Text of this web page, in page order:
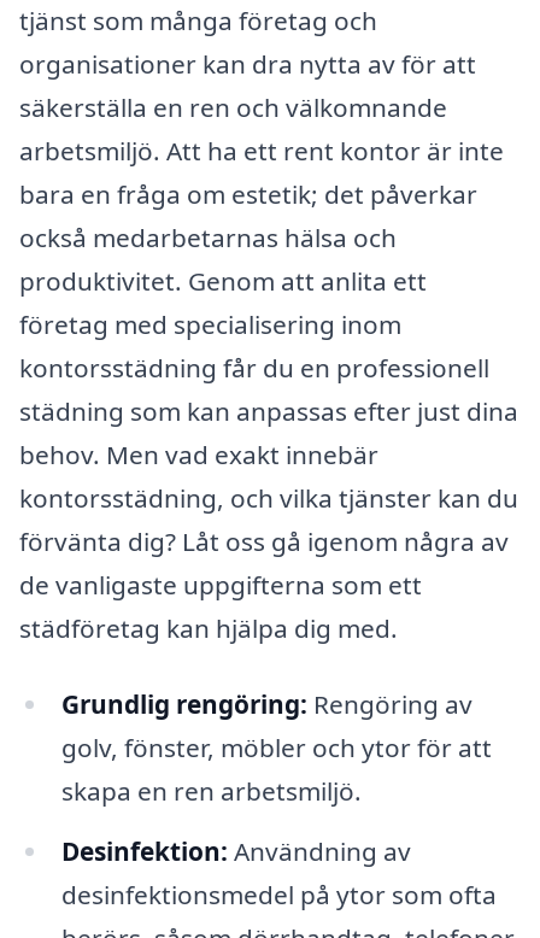
tjänst som många företag och
organisationer kan dra nytta av för att
säkerställa en ren och välkomnande
arbetsmiljö. Att ha ett rent kontor är inte
bara en fråga om estetik; det påverkar
också medarbetarnas hälsa och
produktivitet. Genom att anlita ett
företag med specialisering inom
kontorsstädning får du en professionell
städning som kan anpassas efter just dina
behov. Men vad exakt innebär
kontorsstädning, och vilka tjänster kan du
förvänta dig? Låt oss gå igenom några av
de vanligaste uppgifterna som ett
städföretag kan hjälpa dig med.
Grundlig rengöring: Rengöring av
golv, fönster, möbler och ytor för att
skapa en ren arbetsmiljö.
Desinfektion: Användning av
desinfektionsmedel på ytor som ofta